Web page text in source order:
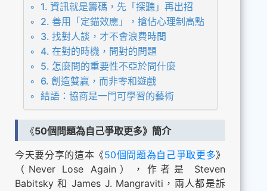
1. 資訊就是籌碼，先「探聽」再出招
2. 善用「定錨效應」，搶佔心理制高點
3. 找對人談，才不會浪費時間
4. 在對的時機，問對的問題
5. 怎麼問的重要性不亞於問什麼
6. 創造雙贏，而非零和遊戲
結語：協商是一門可學習的藝術
《50個問題為自己爭取更多》簡介
今天要分享的這本《50個問題為自己爭取更多》
（Never Lose Again），作者是 Steven
Babitsky 和 James J. Mangraviti，兩人都是訴